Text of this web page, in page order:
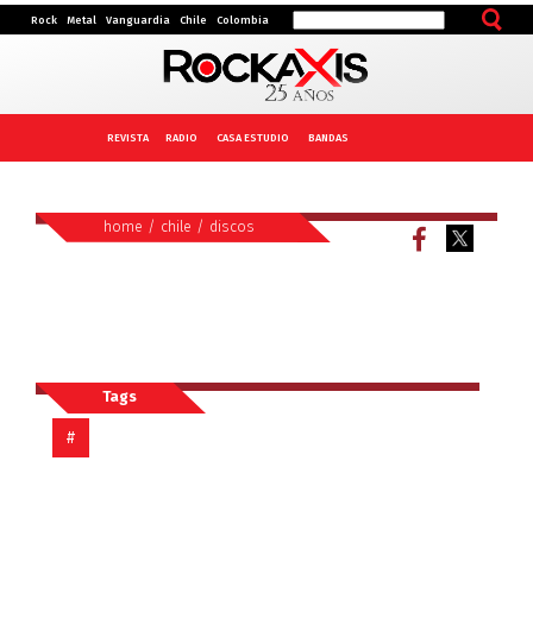
Rock Metal Vanguardia Chile Colombia
REVISTA RADIO CASA ESTUDIO BANDAS
home / chile / discos
Tags
#